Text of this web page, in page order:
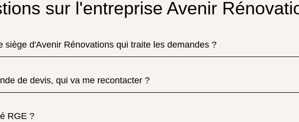
sur l'entreprise Avenir
siège d'Avenir Rénovations qui traite les demandes ?
de devis, qui va me recontacter ?
RGE ?